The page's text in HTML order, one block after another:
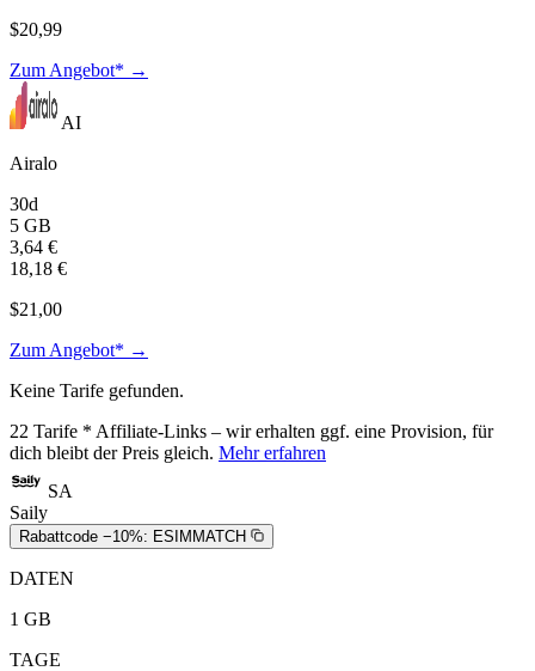
$20,99
Zum Angebot* →
AI
Airalo
30d
5 GB
3,64 €
18,18 €
$21,00
Zum Angebot* →
Keine Tarife gefunden.
22 Tarife * Affiliate-Links – wir erhalten ggf. eine Provision, für
dich bleibt der Preis gleich. Mehr erfahren
SA
Saily
Rabattcode −10%: ESIMMATCH
DATEN
1 GB
TAGE